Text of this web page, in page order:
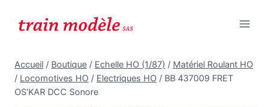
Accueil / Boutique / Echelle HO (1/87) / Matériel Roulant HO
/ Locomotives HO / Electriques HO / BB 437009 FRET
OS’KAR DCC Sonore